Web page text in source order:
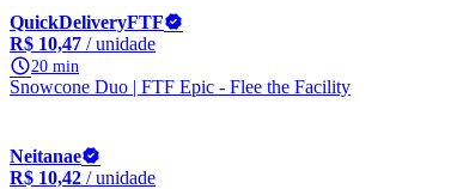
QuickDeliveryFTF
R$ 10,47 / unidade
20 min
Snowcone Duo | FTF Epic - Flee the Facility
Neitanae
R$ 10,42 / unidade